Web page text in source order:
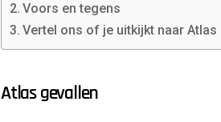
Voors en tegens
Vertel ons of je uitkijkt naar Atlas
Atlas gevallen